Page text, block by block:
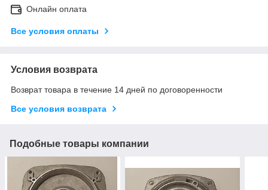
Онлайн оплата
Все условия оплаты
Условия возврата
Возврат товара в течение 14 дней по договоренности
Все условия возврата
Подобные товары компании